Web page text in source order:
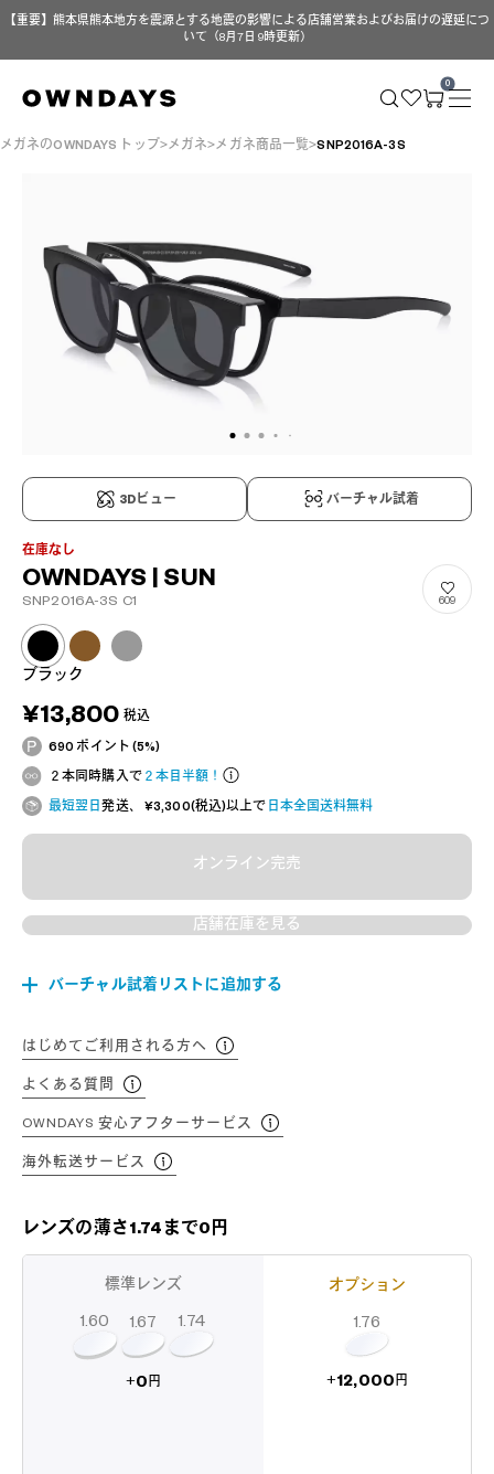
【重要】熊本県熊本地方を震源とする地震の影響による店舗営業およびお届けの遅延につ
いて（8月7日 9時更新）
0
メガネのOWNDAYS トップ メガネ メガネ商品一覧 SNP2016A-3S
3Dビュー バーチャル試着
在庫なし
OWNDAYS | SUN
SNP2016A-3S C1 609
ブラック
¥13,800 税込
690 ポイント (5%)
２本同時購入で２本目半額！
最短翌日発送、 ¥3,300(税込)以上で 日本全国送料無料
オンライン完売
店舗在庫を見る
バーチャル試着リストに追加する
はじめてご利用される方へ
よくある質問
OWNDAYS 安心アフターサービス
海外転送サービス
レンズの薄さ1.74まで0円
標準レンズ
1.60 1.67 1.74
+0 円
オプション
1.76
+12,000 円